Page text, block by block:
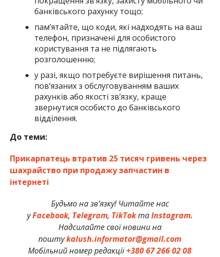
банківського рахунку тощо;
пам’ятайте, що коди, які надходять на ваш
телефон, призначені для особистого
користування та не підлягають
розголошенню;
у разі, якщо потребуєте вирішення питань,
пов’язаних з обслуговуванням ваших
рахунків або якості зв’язку, краще
звернутися особисто до банківського
відділення.
До теми:
Прикарпатець втратив 25 тисяч гривень через
шахрайство при продажу запчастин в
інтернеті
Будьмо на зв’язку! Читайте нас
уFacebook, Telegram, TikTokтаInstagram.
Надсилайте свої новини на
поштуkalush.informator@gmail.com
Мобільний номер редакції+380 67 266 02 08